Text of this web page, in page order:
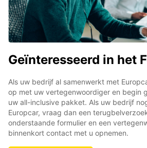
Geïnteresseerd in het
Als uw bedrijf al samenwerkt met
op met uw vertegenwoordiger en begin
uw all-inclusive pakket. Als uw bedrijf
Europcar, vraag dan een
onderstaande formulier en een
binnenkort contact met u opnemen.